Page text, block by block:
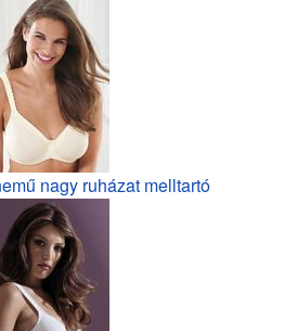
nagy ruházat melltartó